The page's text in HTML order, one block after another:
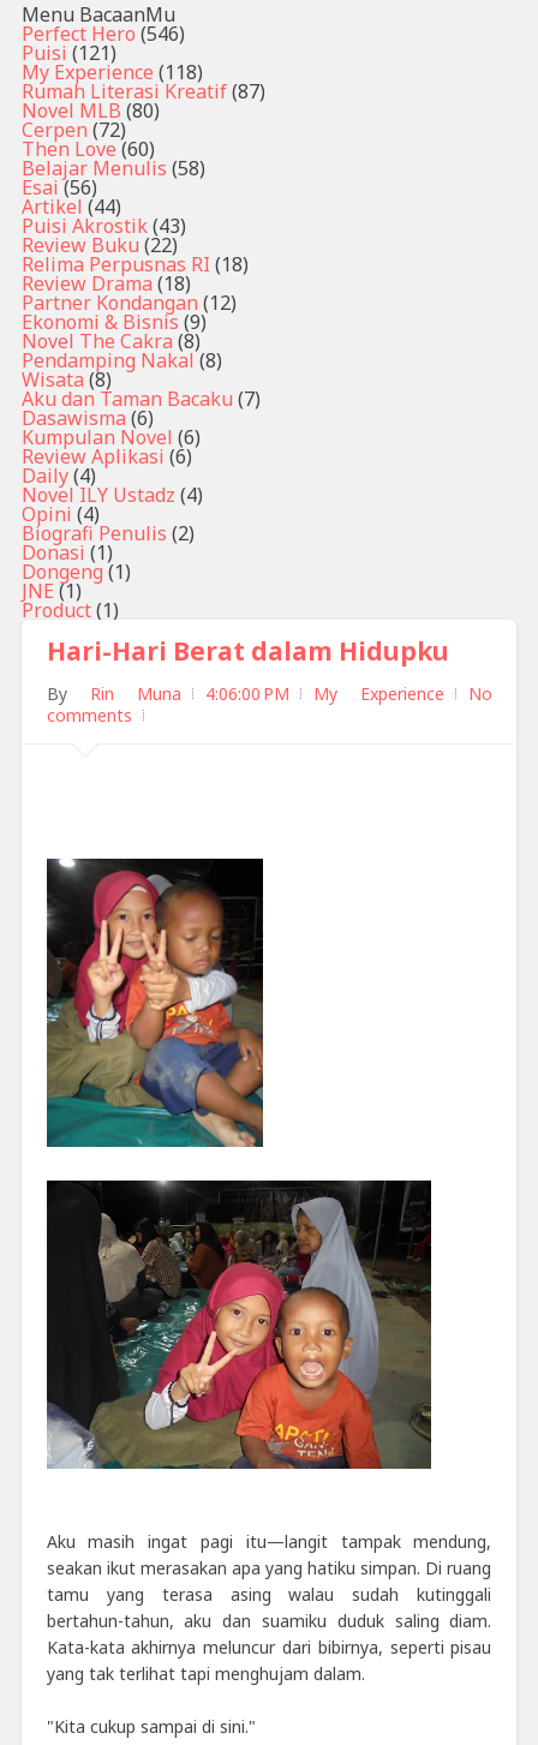
Menu BacaanMu
Perfect Hero (546)
Puisi (121)
My Experience (118)
Rumah Literasi Kreatif(87)
Novel MLB (80)
Cerpen (72)
Then Love (60)
Belajar Menulis (58)
Esai (56)
Artikel (44)
Puisi Akrostik(43)
Review Buku (22)
Relima Perpusnas RI (18)
Review Drama (18)
Partner Kondangan (12)
Ekonomi & Bisnis (9)
Novel The Cakra (8)
Pendamping Nakal (8)
Wisata (8)
Aku dan Taman Bacaku (7)
Dasawisma (6)
Kumpulan Novel (6)
Review Aplikasi (6)
Daily(4)
Novel ILY Ustadz (4)
Opini (4)
Biografi Penulis (2)
Donasi (1)
Dongeng (1)
JNE (1)
Product(1)
Hari-Hari Berat dalam Hidupku
By Rin Muna 4:06:00 PM My Experience
No
comments
Aku masih ingat pagi itu—langit tampak mendung,
seakan ikut merasakan apa yang hatiku simpan. Di ruang
tamu yang terasa asing walau sudah kutinggali
bertahun-tahun, aku dan suamiku duduk saling diam.
Kata-kata akhirnya meluncur dari bibirnya, seperti pisau
yang tak terlihat tapi menghujam dalam.
"Kita cukup sampai di sini."